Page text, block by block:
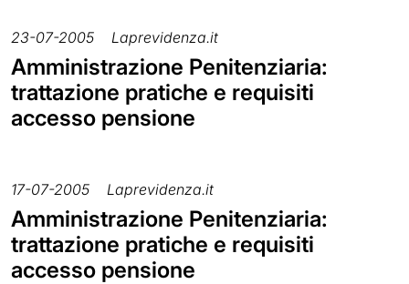
23-07-2005 Laprevidenza.it
Amministrazione Penitenziaria:
trattazione pratiche e requisiti
accesso pensione
17-07-2005 Laprevidenza.it
Amministrazione Penitenziaria:
trattazione pratiche e requisiti
accesso pensione